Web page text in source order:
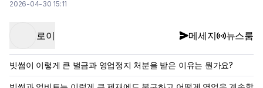
2026-04-30 15:11
로이 메세지 뉴스룸
빗썸이 이렇게 큰 벌금과 영업정지 처분을 받은 이유는 뭔가요?